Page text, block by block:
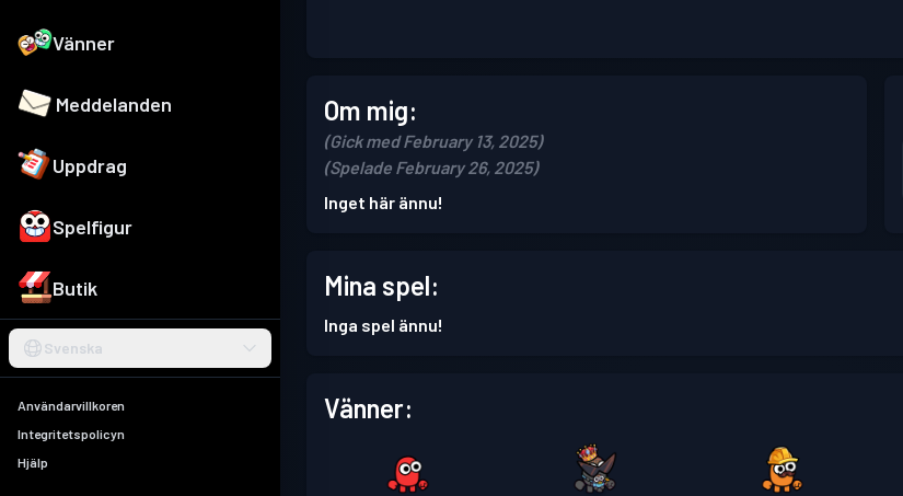
Vänner
Meddelanden
Uppdrag
Spelfigur
Butik
Svenska
Användarvillkoren
Integritetspolicyn
Hjälp
Om mig:
(Gick med February 13, 2025)
(Spelade February 26, 2025)
Inget här ännu!
Mina spel:
Inga spel ännu!
Vänner: